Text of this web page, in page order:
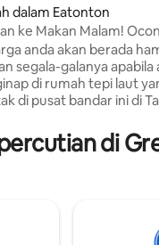
daripada 5, 187 ulasan
dalam Eatonton
ke Makan Malam!
- Lokasi Terbaik
anda akan berada
segala-galanya apabila
di rumah tepi laut
di pusat bandar ini di
tasik oconee, kedai roti
lagi. 3 minit memandu
loteng utama untuk
filem terbaik. Buaian
di